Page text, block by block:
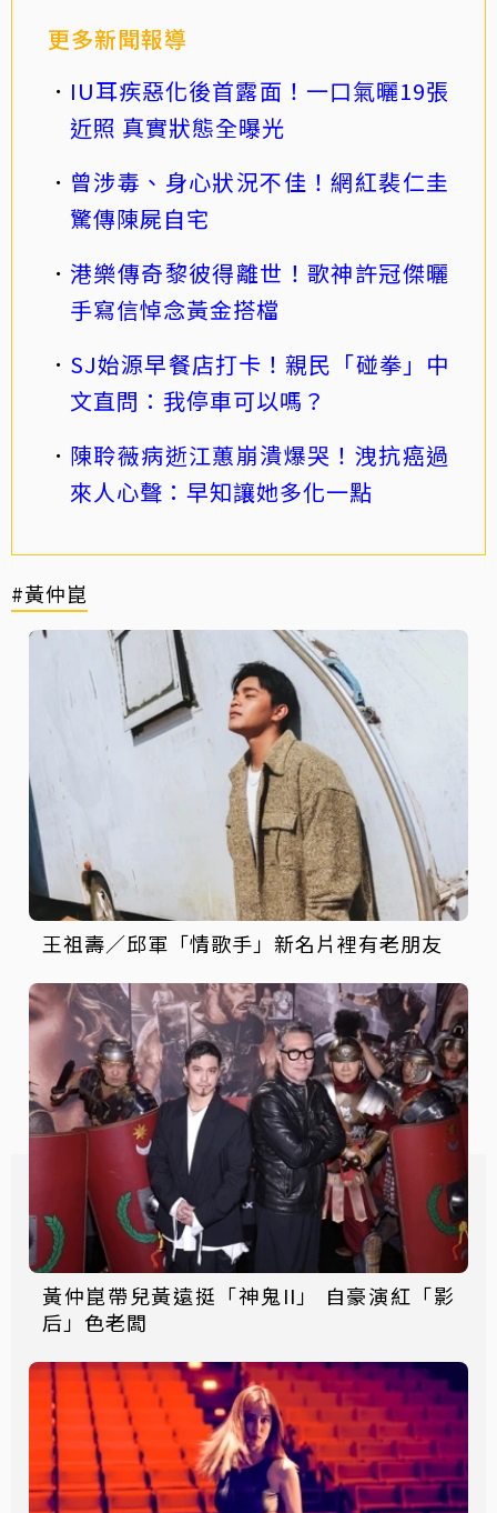
更多新聞報導
IU耳疾惡化後首露面！一口氣曬19張
近照 真實狀態全曝光
曾涉毒、身心狀況不佳！網紅裴仁圭
驚傳陳屍自宅
港樂傳奇黎彼得離世！歌神許冠傑曬
手寫信悼念黃金搭檔
SJ始源早餐店打卡！親民「碰拳」中
文直問：我停車可以嗎？
陳聆薇病逝江蕙崩潰爆哭！洩抗癌過
來人心聲：早知讓她多化一點
#黃仲崑
王祖壽／邱軍「情歌手」新名片裡有老朋友
黃仲崑帶兒黃遠挺「神鬼II」 自豪演紅「影
后」色老闆